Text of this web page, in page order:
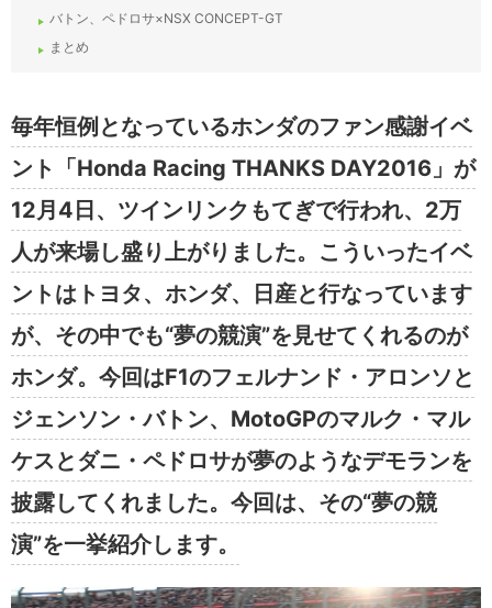
バトン、ペドロサ×NSX CONCEPT-GT
まとめ
毎年恒例となっているホンダのファン感謝イベ
ント「Honda Racing THANKS DAY2016」が
12月4日、ツインリンクもてぎで行われ、2万
人が来場し盛り上がりました。こういったイベ
ントはトヨタ、ホンダ、日産と行なっています
が、その中でも“夢の競演”を見せてくれるのが
ホンダ。今回はF1のフェルナンド・アロンソと
ジェンソン・バトン、MotoGPのマルク・マル
ケスとダニ・ペドロサが夢のようなデモランを
披露してくれました。今回は、その“夢の競
演”を一挙紹介します。